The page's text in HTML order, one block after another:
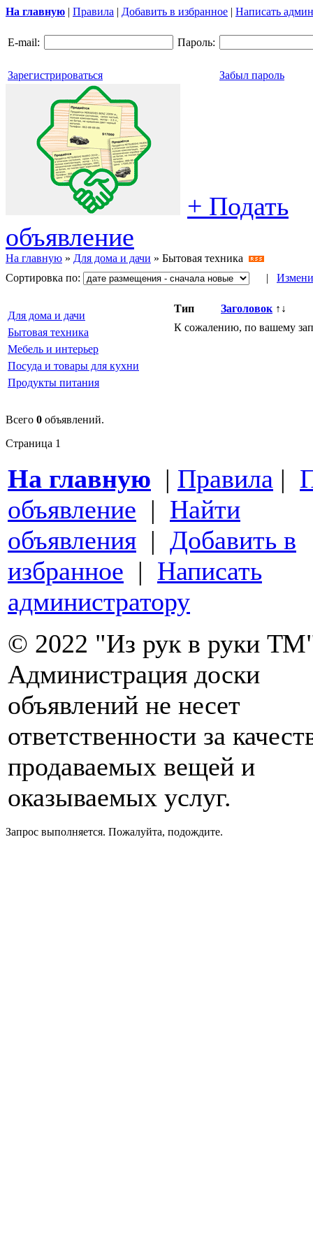
На главную | Правила | Добавить в избранное | Написать
E-mail: Пароль:
Зарегистрироваться Забыл пароль
+ Подать
объявление
На главную » Для дома и дачи » Бытовая техника
Сортировка по:
|
Для дома и дачи
Бытовая техника
Мебель и интерьер
Посуда и товары для кухни
Продукты питания
Тип Заголовок ↑↓
К сожалению, по вашему
Всего 0 объявлений.
Страница 1
На главную | Правила |
объявление | Найти
объявления | Добавить в
избранное | Написать
администратору
© 2022 "Из рук в руки
Администрация доски
объявлений не несет
ответственности за
продаваемых вещей и
оказываемых услуг.
Запрос выполняется. Пожалуйта, подождите.